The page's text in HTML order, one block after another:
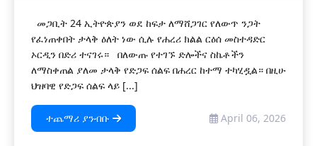
መጋቢት 24 ኢትዮጵያን ወደ ከፍታ ለማሸጋገር የለውጥ ንጋት
የፈነጠቀበት ታላቅ ዕለት ነው ሲሉ የሐረሪ ክልል ርዕሰ መስተዳድር
ኦርዲን በድሪ ተናገሩ። በለውጡ የተገኙ ድሎችና ስኬቶችን
ለማስቀጠል ያለመ ታላቅ የድጋፍ ሰልፍ በሐረር ከተማ ተካሂዷል። በዚሁ
ህዝባዊ የድጋፍ ሰልፍ ላይ [...]
ተጨማሪ ያንብቡ April 06, 2026